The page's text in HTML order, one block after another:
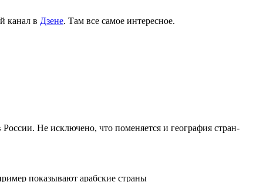
канал в Дзене. Там все самое интересное.
Не исключено, что поменяется и география стран-
показывают арабские страны